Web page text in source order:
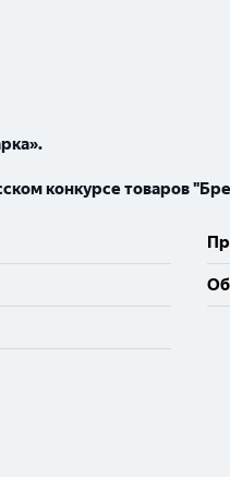
конкурсе товаров